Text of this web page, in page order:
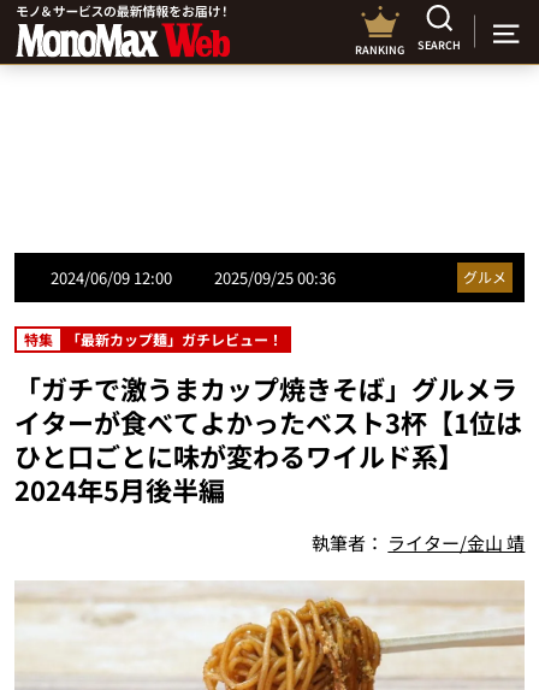
RANKING SEARCH
2024/06/09 12:00 2025/09/25 00:36 グルメ
特集 「最新カップ麺」ガチレビュー！
「ガチで激うまカップ焼きそば」グルメラ
イターが食べてよかったベスト3杯【1位は
ひと口ごとに味が変わるワイルド系】
2024年5月後半編
執筆者： ライター/金山 靖